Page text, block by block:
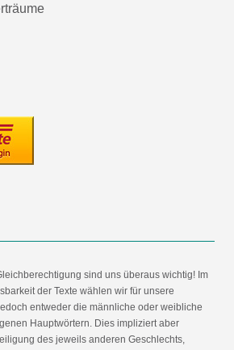
sind uns überaus wichtig! Im
der Texte wählen wir für unsere
entweder die männliche oder weibliche
Hauptwörtern. Dies impliziert aber
des jeweils anderen Geschlechts,